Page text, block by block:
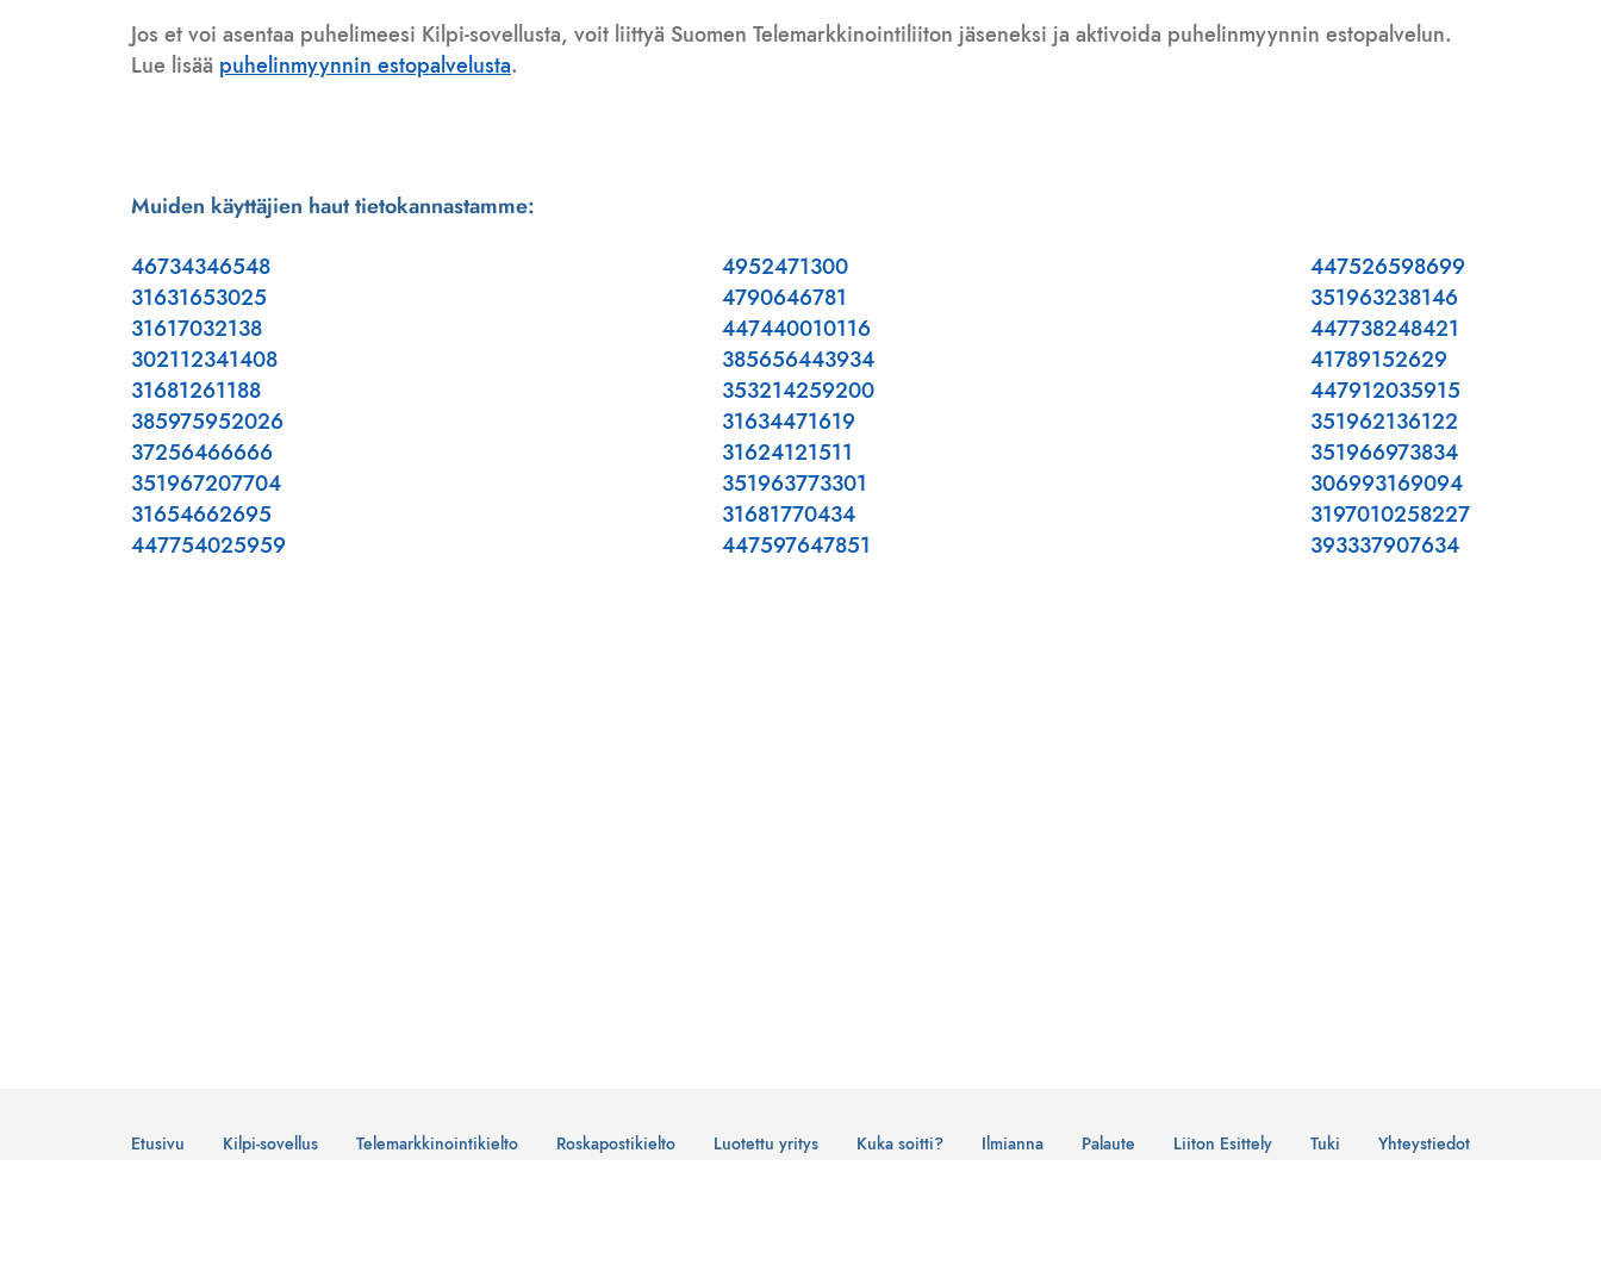
Jos et voi asentaa puhelimeesi Kilpi-sovellusta, voit liittyä Suomen Telemarkkinointiliiton jäseneksi ja aktivoida puhelinmyynnin estopalvelun.
Lue lisää puhelinmyynnin estopalvelusta.
Muiden käyttäjien haut tietokannastamme:
46734346548
31631653025
31617032138
302112341408
31681261188
385975952026
37256466666
351967207704
31654662695
447754025959
4952471300
4790646781
447440010116
385656443934
353214259200
31634471619
31624121511
351963773301
31681770434
447597647851
447526598699
351963238146
447738248421
41789152629
447912035915
351962136122
351966973834
306993169094
3197010258227
393337907634
Etusivu Kilpi-sovellus Telemarkkinointikielto Roskapostikielto Luotettu yritys Kuka soitti? Ilmianna Palaute Liiton Esittely Tuki
Yhteystiedot